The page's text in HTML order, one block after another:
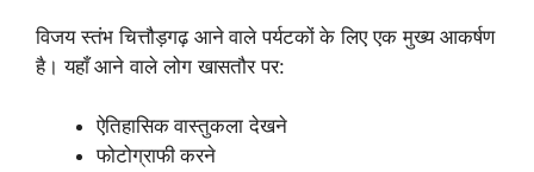
विजय स्तंभ चित्तौड़गढ़ आने वाले पर्यटकों के लिए एक मुख्य आकर्षण
है। यहाँ आने वाले लोग खासतौर पर:
ऐतिहासिक वास्तुकला देखने
फोटोग्राफी करने